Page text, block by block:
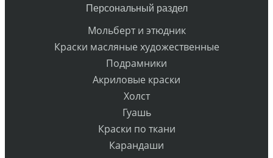
Персональный раздел
Мольберт и этюдник
Краски масляные художественные
Подрамники
Акриловые краски
Холст
Гуашь
Краски по ткани
Карандаши